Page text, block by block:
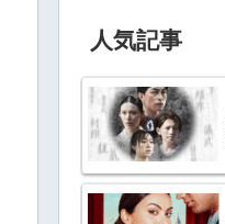
人気記事